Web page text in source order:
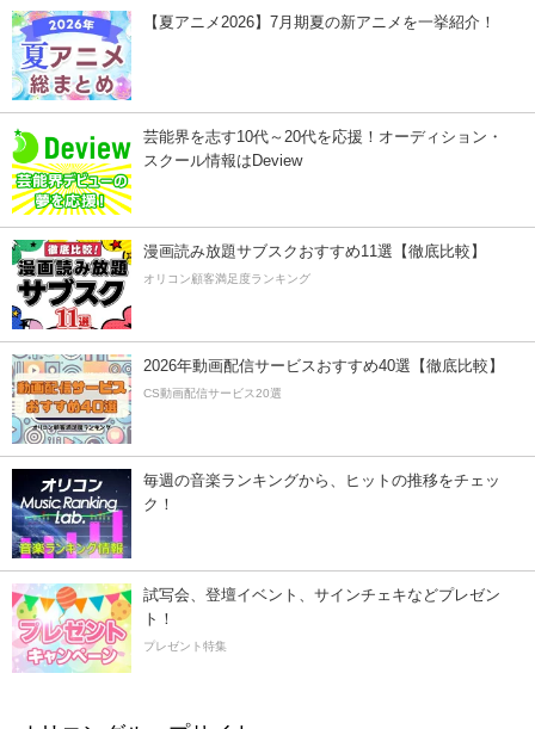
【夏アニメ2026】7月期夏の新アニメを一挙紹介！
芸能界を志す10代～20代を応援！オーディション・
スクール情報はDeview
漫画読み放題サブスクおすすめ11選【徹底比較】
オリコン顧客満足度ランキング
2026年動画配信サービスおすすめ40選【徹底比較】
CS動画配信サービス20選
毎週の音楽ランキングから、ヒットの推移をチェッ
ク！
試写会、登壇イベント、サインチェキなどプレゼン
ト！
プレゼント特集